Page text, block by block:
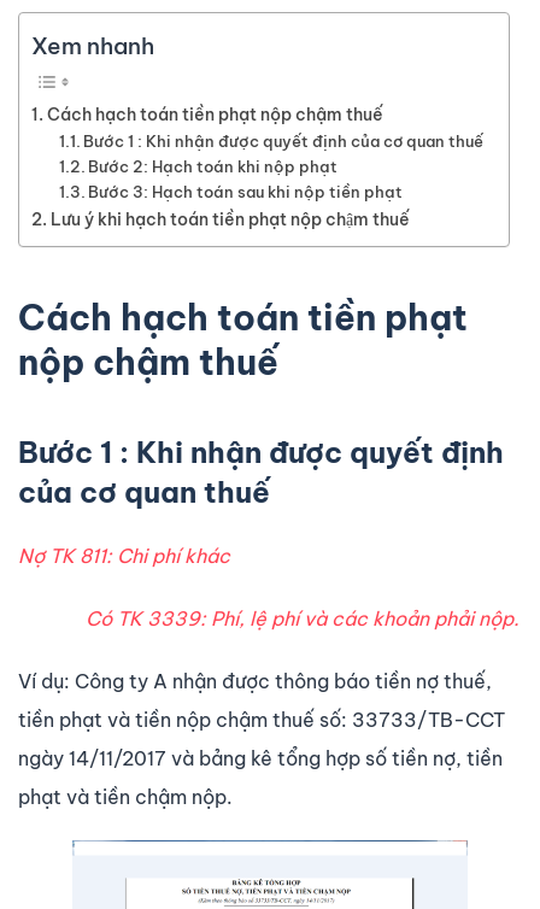
Xem nhanh
Cách hạch toán tiền phạt nộp chậm thuế
Bước 1 : Khi nhận được quyết định của cơ quan thuế
Bước 2: Hạch toán khi nộp phạt
Bước 3: Hạch toán sau khi nộp tiền phạt
Lưu ý khi hạch toán tiền phạt nộp chậm thuế
Cách hạch toán tiền phạt
nộp chậm thuế
Bước 1 : Khi nhận được quyết định
của cơ quan thuế
Nợ TK 811: Chi phí khác
Có TK 3339: Phí, lệ phí và các khoản phải nộp.
Ví dụ: Công ty A nhận được thông báo tiền nợ thuế,
tiền phạt và tiền nộp chậm thuế số: 33733/TB-CCT
ngày 14/11/2017 và bảng kê tổng hợp số tiền nợ, tiền
phạt và tiền chậm nộp.